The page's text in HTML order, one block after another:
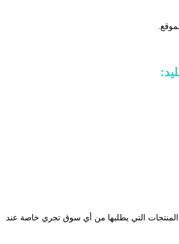
.
:
التي يطلبها من أي سوق تجري خاصة عند